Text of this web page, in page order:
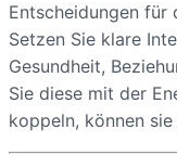
Entscheidungen für
Setzen Sie klare
Gesundheit,
Sie diese mit der
koppeln, können